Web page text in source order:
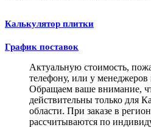
Калькулятор плитки
График поставок
Актуальную стоимость,
телефону, или у менеджеров
Обращаем ваше внимание,
действительны только для
области. При заказе в
рассчитываются по